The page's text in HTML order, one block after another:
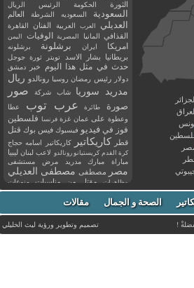
الثورة الحكومة الرئيس الريال
السعودية السعوديه الشرطة العالم
العديلي العرب العربية الفنان القاهرة
القذافي المانيا المصرية الوفيات اليمن
امريكا ايران برشلونة برشلونه
بريطانيا بشار الاسد تويتر ثورة جوجل
حدث في مثل هذا اليوم خبر دمشق
دولار رئيس رمضان روسيا رونالدو ريال
مدريد
سوريا شاب شركة صور
صورة طائرة عرب توب
عطا
وعطوة على عمان غزة فرنسا فلسطين
فوز في فيديو فيسبوك فيس بوك قتل
قطر كاريكاتير كاريكاتير اسامه حجاج
كرة القدم كريستيانو رونالدو لاعب لبنان ليبيا
مباراة مبارك مدريد مرض مستشفى
مصر مصطفى مصطفى العديلي
مظاهرات مقتل من مناسبات
منوعات
مواليد
موت ميسي ميلان نادي نشر
وفاة وفيات يوتيوب الصحة و الجمال مقالات
! تصميم وتطوير ورؤيةليث الخليلي